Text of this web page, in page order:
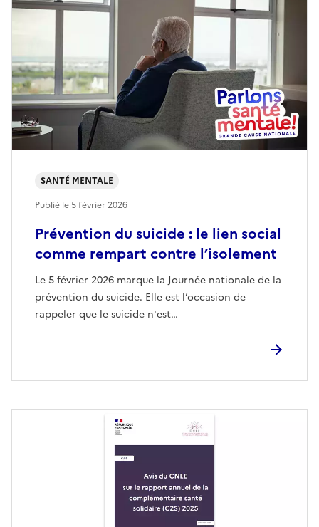
Prévention du suicide : le lien social
comme rempart contre l’isolement
Le 5 février 2026 marque la Journée nationale de la
prévention du suicide. Elle est l’occasion de
rappeler que le suicide n'est…
SANTÉ MENTALE
Publié le5 février 2026